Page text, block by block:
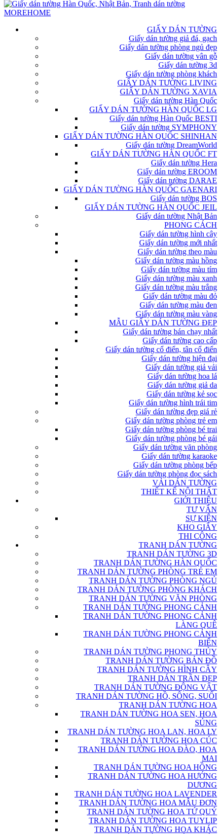
GIẤY DÁN TƯỜNG
Giấy dán tường giả đá, gạch
Giấy dán tường phòng ngủ đẹp
Giấy dán tường vân gỗ
Giấy dán tường 3d
Giấy dán tường phòng khách
GIẤY DÁN TƯỜNG LIVING
GIẤY DÁN TƯỜNG XAVIA
Giấy dán tường Hàn Quốc
GIẤY DÁN TƯỜNG HÀN QUỐC LG
Giấy dán tường Hàn Quốc BESTI
Giấy dán tường SYMPHONY
GIẤY DÁN TƯỜNG HÀN QUỐC SHINHAN
Giấy dán tường DreamWorld
GIẤY DÁN TƯỜNG HÀN QUỐC FT
Giấy dán tường Hera
Giấy dán tường EROOM
Giấy dán tường DARAE
GIẤY DÁN TƯỜNG HÀN QUỐC GAENARI
Giấy dán tường BOS
GIẤY DÁN TƯỜNG HÀN QUỐC JEIL
Giấy dán tường Nhật Bản
PHONG CÁCH
Giấy dán tường hình cây
Giấy dán tường mới nhất
Giấy dán tường theo màu
Giấy dán tường màu hồng
Giấy dán tường màu tím
Giấy dán tường màu xanh
Giấy dán tường màu trắng
Giấy dán tường màu đỏ
Giấy dán tường màu đen
Giấy dán tường màu vàng
MẪU GIẤY DÁN TƯỜNG ĐẸP
Giấy dán tường bán chạy nhất
Giấy dán tường cao cấp
Giấy dán tường cổ điển, tân cổ điển
Giấy dán tường hiện đại
Giấy dán tường giả vải
Giấy dán tường hoa lá
Giấy dán tường giả da
Giấy dán tường kẻ sọc
Giấy dán tường hình trái tim
Giấy dán tường đẹp giá rẻ
Giấy dán tường phòng trẻ em
Giấy dán tường phòng bé trai
Giấy dán tường phòng bé gái
Giấy dán tường văn phòng
Giấy dán tường karaoke
Giấy dán tường phòng bếp
Giấy dán tường phòng đọc sách
VẢI DÁN TƯỜNG
THIẾT KẾ NỘI THẤT
GIỚI THIỆU
TƯ VẤN
SỰ KIỆN
KHO GIẤY
THI CÔNG
TRANH DÁN TƯỜNG
TRANH DÁN TƯỜNG 3D
TRANH DÁN TƯỜNG HÀN QUỐC
TRANH DÁN TƯỜNG PHÒNG TRẺ EM
TRANH DÁN TƯỜNG PHÒNG NGỦ
TRANH DÁN TƯỜNG PHÒNG KHÁCH
TRANH DÁN TƯỜNG VĂN PHÒNG
TRANH DÁN TƯỜNG PHONG CẢNH
TRANH DÁN TƯỜNG PHONG CẢNH
LÀNG QUÊ
TRANH DÁN TƯỜNG PHONG CẢNH
BIỂN
TRANH DÁN TƯỜNG PHONG THỦY
TRANH DÁN TƯỜNG BẢN ĐỒ
TRANH DÁN TƯỜNG HÌNH CÂY
TRANH DÁN TRẦN ĐẸP
TRANH DÁN TƯỜNG ĐỘNG VẬT
TRANH DÁN TƯỜNG HỒ, SÔNG, SUỐI
TRANH DÁN TƯỜNG HOA
TRANH DÁN TƯỜNG HOA SEN, HOA
SÚNG
TRANH DÁN TƯỜNG HOA LAN, HOA LY
TRANH DÁN TƯỜNG HOA CÚC
TRANH DÁN TƯỜNG HOA ĐÀO, HOA
MAI
TRANH DÁN TƯỜNG HOA HỒNG
TRANH DÁN TƯỜNG HOA HƯỚNG
DƯƠNG
TRANH DÁN TƯỜNG HOA LAVENDER
TRANH DÁN TƯỜNG HOA MẪU ĐƠN
TRANH DÁN TƯỜNG HOA TỨ QUÝ
TRANH DÁN TƯỜNG HOA TUYLIP
TRANH DÁN TƯỜNG HOA KHÁC